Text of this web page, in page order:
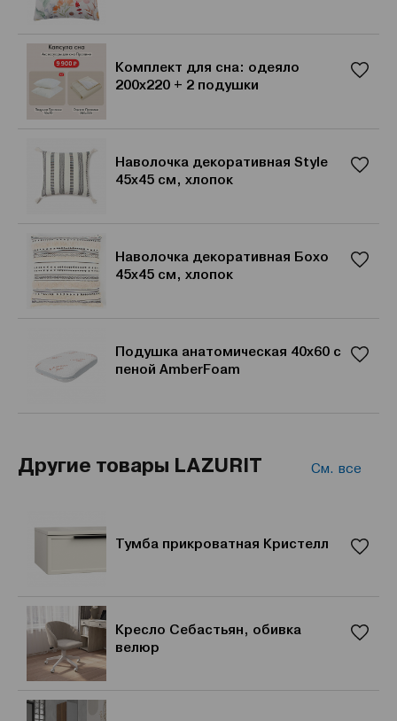
Комплект для сна: одеяло
200x220 + 2 подушки
Наволочка декоративная Style
45х45 см, хлопок
Наволочка декоративная Бохо
45х45 см, хлопок
Подушка анатомическая 40x60 с
пеной AmberFoam
Другие товары LAZURIT См. все
Тумба прикроватная Кристелл
Кресло Себастьян, обивка
велюр